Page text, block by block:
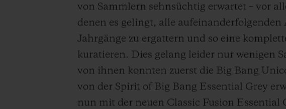
von Sammlern sehnsüchtig erwartet – vor
denen es gelingt, alle aufeinanderfolgenden
Jahrgänge zu ergattern und so eine
kuratieren. Dies gelang leider nur wenigen
von ihnen konnten zuerst die Big Bang
von der Spirit of Big Bang Essential Grey
nun mit der neuen Classic Fusion Essential